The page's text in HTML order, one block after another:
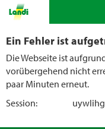
Ein Fehler ist
Die Webseite ist
vorübergehend nicht
paar Minuten erneut.
Session: